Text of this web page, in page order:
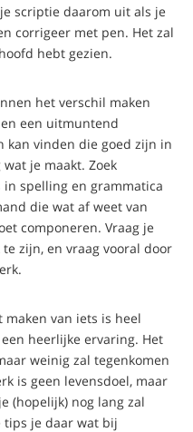
scriptie daarom uit als je
corrigeer met pen. Het zal
hebt gezien.
het verschil maken
een uitmuntend
kan vinden die goed zijn in
je maakt. Zoek
spelling en grammatica
die wat af weet van
componeren. Vraag je
zijn, en vraag vooral door
van iets is heel
heerlijke ervaring. Het
weinig zal tegenkomen
is geen levensdoel, maar
(hopelijk) nog lang zal
je daar wat bij